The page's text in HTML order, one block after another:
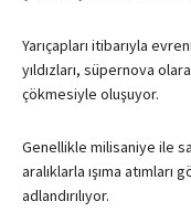
Yarıçapları itibarıyla
yıldızları, süpernova
çökmesiyle oluşuyor.
Genellikle milisaniye ile
aralıklarla ışıma
adlandırılıyor.